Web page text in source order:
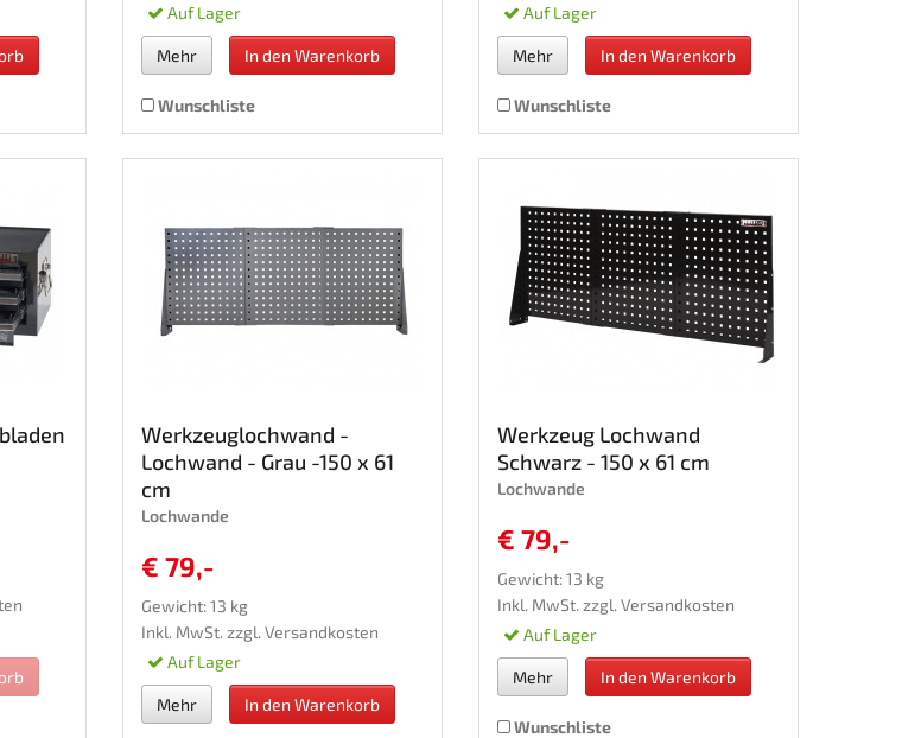
Auf Lager
Mehr In den Warenkorb
Wunschliste
Auf Lager
Mehr In den Warenkorb
Wunschliste
Werkzeuglochwand -
Lochwand - Grau -150 x 61
cm
Lochwande
€ 79,-
Gewicht: 13 kg
Inkl. MwSt. zzgl. Versandkosten
Auf Lager
Mehr In den Warenkorb
Werkzeug Lochwand
Schwarz - 150 x 61 cm
Lochwande
€ 79,-
Gewicht: 13 kg
Inkl. MwSt. zzgl. Versandkosten
Auf Lager
Mehr In den Warenkorb
Wunschliste